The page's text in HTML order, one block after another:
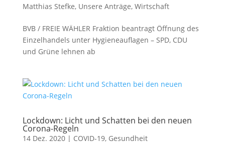
Matthias Stefke, Unsere Anträge, Wirtschaft
BVB / FREIE WÄHLER Fraktion beantragt Öffnung des
Einzelhandels unter Hygieneauflagen – SPD, CDU
und Grüne lehnen ab
Lockdown: Licht und Schatten bei den neuen
Corona-Regeln
14 Dez. 2020| COVID-19, Gesundheit